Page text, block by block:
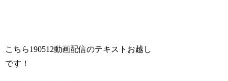
こちら190512動画配信のテキストお越し
です！